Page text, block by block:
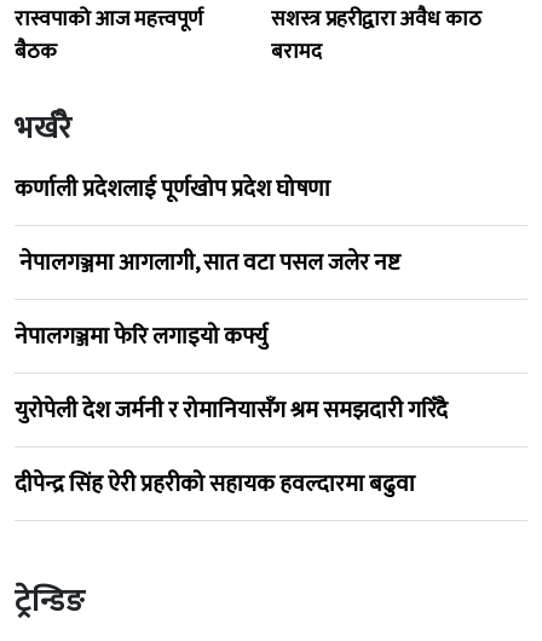
रास्वपाको आज महत्त्वपूर्ण
बैठक
सशस्त्र प्रहरीद्वारा अवैध काठ
बरामद
भर्खरै
कर्णाली प्रदेशलाई पूर्णखोप प्रदेश घोषणा
नेपालगञ्जमा आगलागी, सात वटा पसल जलेर नष्ट
नेपालगञ्जमा फेरि लगाइयो कर्फ्यु
युरोपेली देश जर्मनी र रोमानियासँग श्रम समझदारी गरिँदै
दीपेन्द्र सिंह ऐरी प्रहरीको सहायक हवल्दारमा बढुवा
ट्रेन्डिङ